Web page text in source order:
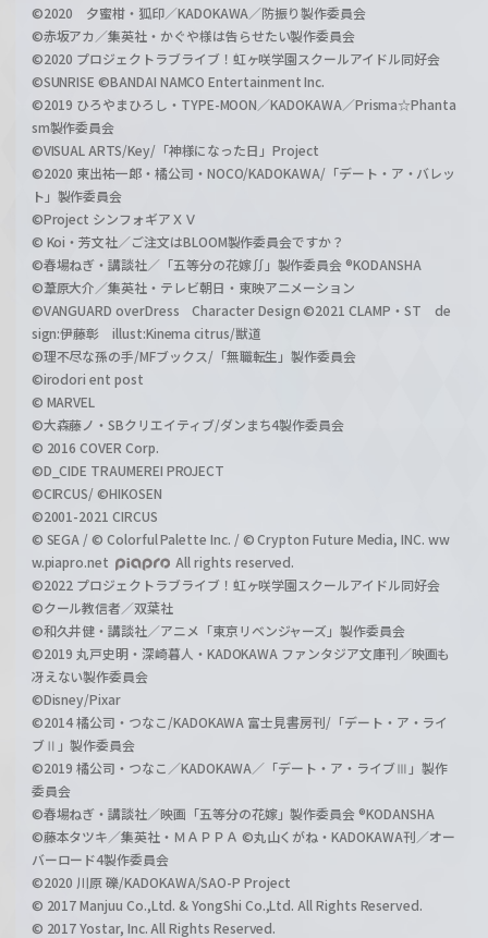
©2020 夕蜜柑・狐印／KADOKAWA／防振り製作委員会
©赤坂アカ／集英社・かぐや様は告らせたい製作委員会
©2020 プロジェクトラブライブ！虹ヶ咲学園スクールアイドル同好会
©SUNRISE ©BANDAI NAMCO Entertainment Inc.
©2019 ひろやまひろし・TYPE-MOON／KADOKAWA／Prisma☆Phanta
sm製作委員会
©VISUAL ARTS/Key/「神様になった日」Project
©2020 東出祐一郎・橘公司・NOCO/KADOKAWA/「デート・ア・バレッ
ト」製作委員会
©Project シンフォギアＸＶ
© Koi・芳文社／ご注文はBLOOM製作委員会ですか？
©春場ねぎ・講談社／「五等分の花嫁∬」製作委員会 ®KODANSHA
©葦原大介／集英社・テレビ朝日・東映アニメーション
©VANGUARD overDress Character Design ©2021 CLAMP・ST de
sign:伊藤彰 illust:Kinema citrus/獣道
©理不尽な孫の手/MFブックス/「無職転生」製作委員会
©irodori ent post
© MARVEL
©大森藤ノ・SBクリエイティブ/ダンまち4製作委員会
© 2016 COVER Corp.
©D_CIDE TRAUMEREI PROJECT
©CIRCUS/ ©HIKOSEN
©2001-2021 CIRCUS
© SEGA / © Colorful Palette Inc. / © Crypton Future Media, INC. ww
w.piapro.net
All rights reserved.
©2022 プロジェクトラブライブ！虹ヶ咲学園スクールアイドル同好会
©クール教信者／双葉社
©和久井健・講談社／アニメ「東京リベンジャーズ」製作委員会
©2019 丸戸史明・深崎暮人・KADOKAWA ファンタジア文庫刊／映画も
冴えない製作委員会
©Disney/Pixar
©2014 橘公司・つなこ/KADOKAWA 富士見書房刊/「デート・ア・ライ
ブⅡ」製作委員会
©2019 橘公司・つなこ／KADOKAWA／「デート・ア・ライブⅢ」製作
委員会
©春場ねぎ・講談社／映画「五等分の花嫁」製作委員会 ®KODANSHA
©藤本タツキ／集英社・ＭＡＰＰＡ ©丸山くがね・KADOKAWA刊／オー
バーロード4製作委員会
©2020 川原 礫/KADOKAWA/SAO-P Project
© 2017 Manjuu Co.,Ltd. & YongShi Co.,Ltd. All Rights Reserved.
© 2017 Yostar, Inc. All Rights Reserved.